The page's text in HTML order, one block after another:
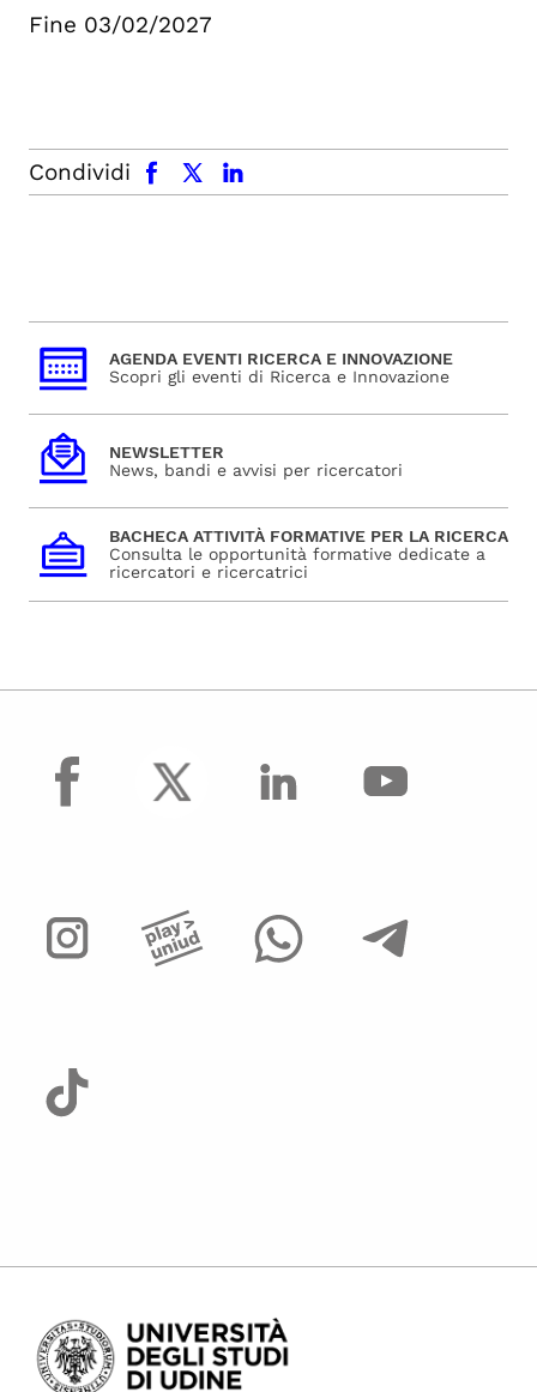
Fine 03/02/2027
Condividi
facebook x.com linkedin
AGENDA EVENTI RICERCA E INNOVAZIONE
Scopri gli eventi di Ricerca e Innovazione
NEWSLETTER
News, bandi e avvisi per ricercatori
BACHECA ATTIVITÀ FORMATIVE PER LA RICERCA
Consulta le opportunità formative dedicate a
ricercatori e ricercatrici
facebook